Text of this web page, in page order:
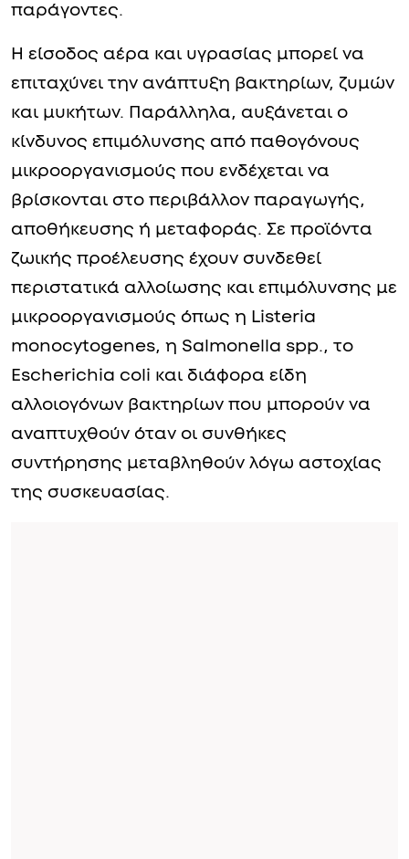
παράγοντες.
Η είσοδος αέρα και υγρασίας μπορεί να
επιταχύνει την ανάπτυξη βακτηρίων, ζυμών
και μυκήτων. Παράλληλα, αυξάνεται ο
κίνδυνος επιμόλυνσης από παθογόνους
μικροοργανισμούς που ενδέχεται να
βρίσκονται στο περιβάλλον παραγωγής,
αποθήκευσης ή μεταφοράς. Σε προϊόντα
ζωικής προέλευσης έχουν συνδεθεί
περιστατικά αλλοίωσης και επιμόλυνσης με
μικροοργανισμούς όπως η Listeria
monocytogenes, η Salmonella spp., το
Escherichia coli και διάφορα είδη
αλλοιογόνων βακτηρίων που μπορούν να
αναπτυχθούν όταν οι συνθήκες
συντήρησης μεταβληθούν λόγω αστοχίας
της συσκευασίας.